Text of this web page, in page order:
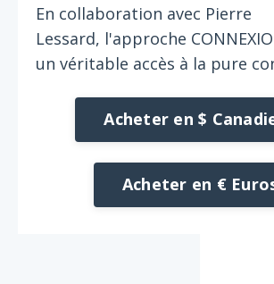
En collaboration avec Pierre
Lessard, l'approche
un véritable accès à la pure
Acheter en $
Acheter en €